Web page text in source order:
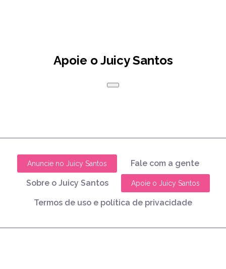
Apoie o Juicy Santos
Anuncie no Juicy Santos Fale com a gente
Sobre o Juicy Santos Apoie o Juicy Santos
Termos de uso e política de privacidade